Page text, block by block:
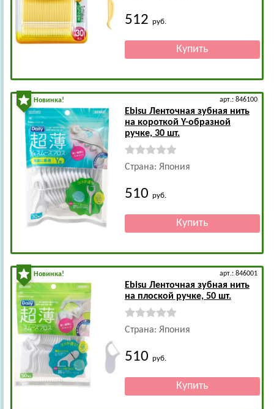
512 руб.
Новинка! арт.: 846100
Ebisu Ленточная зубная нить
на короткой Y-образной
ручке, 30 шт.
Страна: Япония
510 руб.
Новинка! арт.: 846001
Ebisu Ленточная зубная нить
на плоской ручке, 50 шт.
Страна: Япония
510 руб.